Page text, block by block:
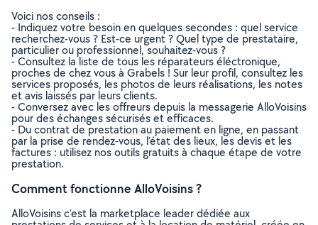
Voici nos conseils :
- Indiquez votre besoin en quelques secondes : quel service
recherchez-vous ? Est-ce urgent ? Quel type de prestataire,
particulier ou professionnel, souhaitez-vous ?
- Consultez la liste de tous les réparateurs éléctronique,
proches de chez vous à Grabels ! Sur leur profil, consultez les
services proposés, les photos de leurs réalisations, les notes
et avis laissés par leurs clients.
- Conversez avec les offreurs depuis la messagerie AlloVoisins
pour des échanges sécurisés et efficaces.
- Du contrat de prestation au paiement en ligne, en passant
par la prise de rendez-vous, l’état des lieux, les devis et les
factures : utilisez nos outils gratuits à chaque étape de votre
prestation.
Comment fonctionne AlloVoisins ?
AlloVoisins c’est la marketplace leader dédiée aux